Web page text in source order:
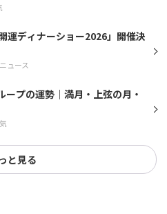
運ディナーショー2026」開催決
ニュース
ープの運勢｜満月・上弦の月・
と見る